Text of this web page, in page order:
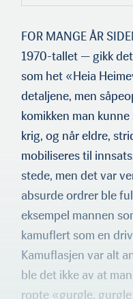
FOR MANGE ÅR
1970-tallet — gikk
som het «Heia
detaljene, men
komikken man
krig, og når eldre,
mobiliseres til
stede, men det var
absurde ordrer ble
eksempel mannen
kamuflert som en
Kamuflasjen var alt
ble det ikke av at
ropte «gur­gle,